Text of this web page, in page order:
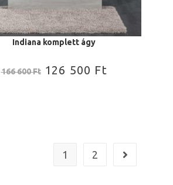
Indiana komplett ágy
166 600Ft 126 500 Ft
1 2